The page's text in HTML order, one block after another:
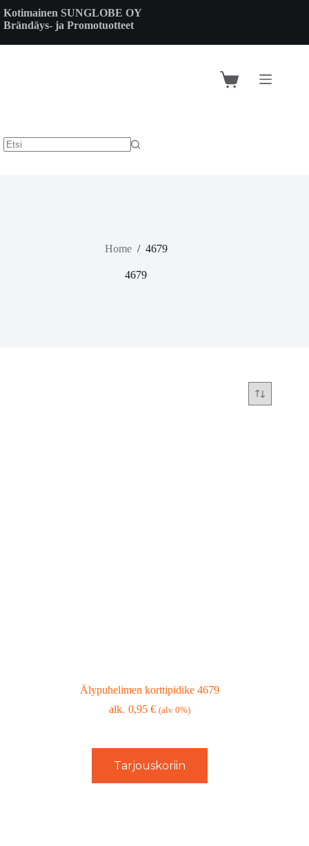
to
content
Kotimainen SUNGLOBE OY
Brändäys- ja Promotuotteet
Shopping
Home / 4679
4679
Älypuhelimen korttipidike 4679
0,95€ (alv 0%)
Tarjouskoriin